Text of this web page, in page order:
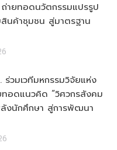
ายทอดนวัตกรรมแปรรูป
สินค้าชุมชน สู่มาตรฐาน
วมเวทีมหกรรมวิจัยแห่ง
อดแนวคิด “วิศวกรสังคม
งนักศึกษา สู่การพัฒนา